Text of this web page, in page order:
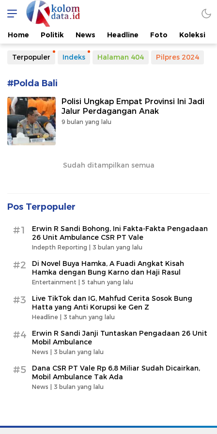
Kolomdata.id
Home Politik News Headline Foto Koleksi
Terpopuler Indeks Halaman 404 Pilpres 2024
#Polda Bali
Polisi Ungkap Empat Provinsi Ini Jadi
Jalur Perdagangan Anak
9 bulan yang lalu
Sudah ditampilkan semua
Pos Terpopuler
#1
Erwin R Sandi Bohong, Ini Fakta-Fakta Pengadaan
26 Unit Ambulance CSR PT Vale
Indepth Reporting | 3 bulan yang lalu
#2
Di Novel Buya Hamka, A Fuadi Angkat Kisah
Hamka dengan Bung Karno dan Haji Rasul
Entertainment | 5 tahun yang lalu
#3
Live TikTok dan IG, Mahfud Cerita Sosok Bung
Hatta yang Anti Korupsi ke Gen Z
Headline | 3 tahun yang lalu
#4
Erwin R Sandi Janji Tuntaskan Pengadaan 26 Unit
Mobil Ambulance
News | 3 bulan yang lalu
#5
Dana CSR PT Vale Rp 6,8 Miliar Sudah Dicairkan,
Mobil Ambulance Tak Ada
News | 3 bulan yang lalu